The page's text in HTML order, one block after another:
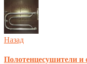
Назад
Полотенцесушители и